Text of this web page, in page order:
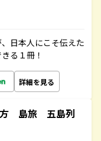
日本人にこそ伝えた
る１冊！
詳細を見る
島旅 五島列